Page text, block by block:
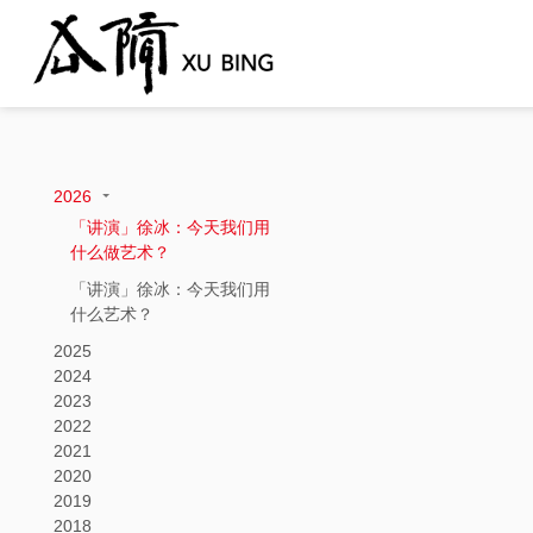
2026
「讲演」徐冰：今天我们用
什么做艺术？
「讲演」徐冰：今天我们用
什么艺术？
2025
2024
2023
2022
2021
2020
2019
2018